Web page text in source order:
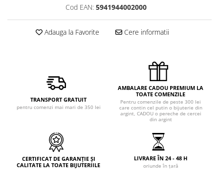
Cod EAN: 5941944002000
Adauga la Favorite Cere informatii
TRANSPORT GRATUIT
pentru comenzi mai mari de 350 lei
AMBALARE CADOU PREMIUM LA
TOATE COMENZILE
Pentru comenzile de peste 300 lei
care contin cel putin o bijuterie din
argint, CADOU o pereche de cercei
din argint
CERTIFICAT DE GARANȚIE ȘI
CALITATE LA TOATE BIJUTERIILE
LIVRARE ÎN 24 - 48 H
oriunde în țară